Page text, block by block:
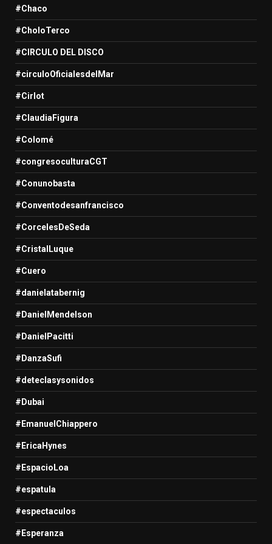
#Chaco
#CholoTerco
#CIRCULO DEL DISCO
#circuloOficialesdelMar
#Cirlot
#ClaudiaFigura
#Colomé
#congresoculturaCGT
#Conunobasta
#Conventodesanfrancisco
#CorcelesDeSeda
#CristalLuque
#Cuero
#danielatabernig
#DanielMendelson
#DanielPacitti
#DanzaSufi
#deteclasysonidos
#Dubai
#EmanuelChiappero
#EricaHynes
#EspacioLoa
#espatula
#espectaculos
#Esperanza